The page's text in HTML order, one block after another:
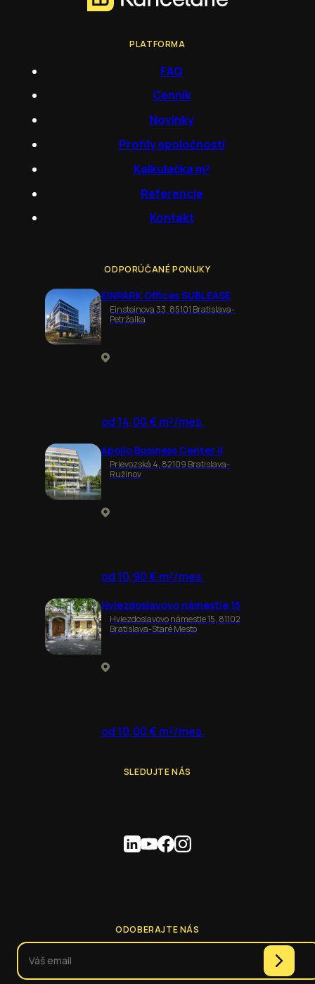
PLATFORMA
FAQ
Cenník
Novinky
Profily spoločností
Kalkulačka m²
Referencie
Kontakt
ODPORÚČANÉ PONUKY
EINPARK Offices SUBLEASE
Einsteinova 33, 85101 Bratislava-
Petržalka
od 14,00 € m²/mes.
Apollo Business Center II
Prievozská 4, 82109 Bratislava-
Ružinov
od 10,90 € m²/mes.
Hviezdoslavovo námestie 15
Hviezdoslavovo námestie 15, 81102
Bratislava-Staré Mesto
od 10,00 € m²/mes.
SLEDUJTE NÁS
ODOBERAJTE NÁS